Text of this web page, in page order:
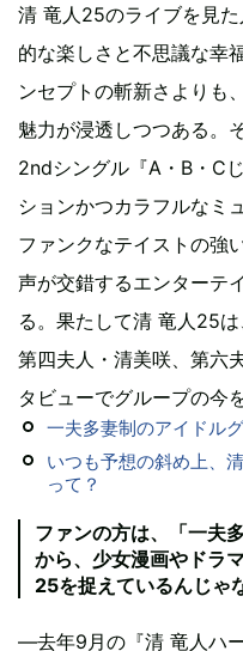
清 竜人25のライブを見
的な楽しさと不思議な幸
ンセプトの斬新さよりも
魅力が浸透しつつある。
2ndシングル『A・B・C
ションかつカラフルなミ
ファンクなテイストの強
声が交錯するエンターテ
る。果たして清 竜人25
第四夫人・清美咲、第六
タビューでグループの今
一夫多妻制のアイドル
いつも予想の斜め上、
って？
ファンの方は、「一夫
から、少女漫画やドラ
25を捉えているんじゃ
―去年9月の『清 竜人ハ